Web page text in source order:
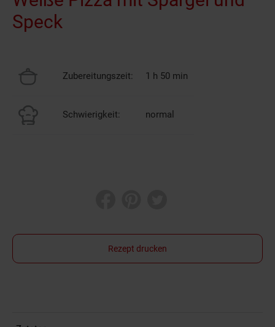
Speck
Zubereitungszeit: 1 h 50 min
Schwierigkeit: normal
Rezept drucken